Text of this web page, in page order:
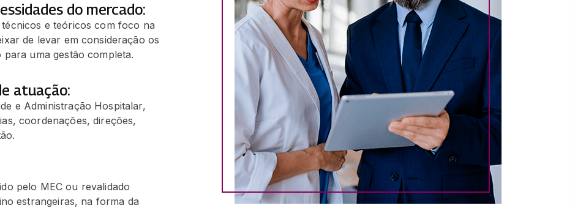
do mercado:
e teóricos com foco na
de levar em consideração os
uma gestão completa.
atuação:
e Administração Hospitalar,
coordenações, direções,
pelo MEC ou revalidado
estrangeiras, na forma da